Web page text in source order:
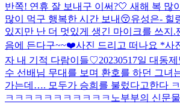
반쪽! 연휴 잘 보내구 이써?🤍 새해 복 많
많이 먹구 행복한 시간 보내😚유성은- 힐
있지만 난 더 멋있게 생긴 마이크를 쓰지.
음에 든다구~~❤️사진 드리고 떠나요 *사
자 내 기적 다람이들♡20230517일 대동
수 선배님 무대를 보며 환호를 하던 그녀
가는데…. 모두가 승희를 불렀다고한다
ㅋㅋㅋㅋㅋㅋㅋㅋㅋㅋㅋ 노부부의 신문